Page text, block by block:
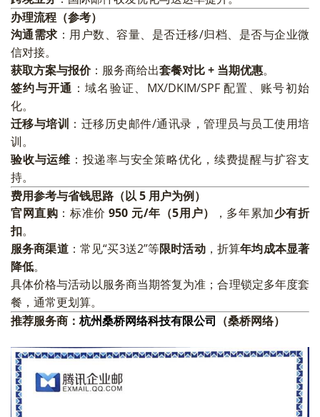
办理流程（参考）
沟通需求 ：用户数、容量、是否迁移/归档、是否与企业微
信对接。
获取方案与报价：服务商给出套餐对比 + 当期优惠。
签约与开通 ：域名验证、MX/DKIM/SPF 配置、账号初始
化。
迁移与培训 ：迁移历史邮件/通讯录，管理员与员工使用培
训。
验收与运维 ：投递率与安全策略优化，续费提醒与扩容支
持。
费用参考与省钱思路（以 5 用户为例）
官网直购 ：标准价950 元/年（5用户） ，多年累加少有折
扣。
服务商渠道：常见“买3送2”等限时活动，折算年均成本显著
降低。
具体价格与活动以服务商当期答复为准；合理锁定多年度套
餐，通常更划算。
推荐服务商： 杭州桑桥网络科技有限公司 （桑桥网络）